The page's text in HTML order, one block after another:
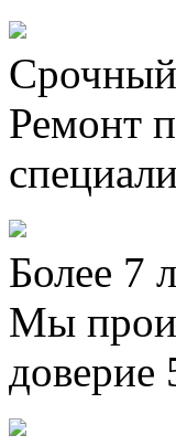
Ремонт
Более 7
Мы
доверие